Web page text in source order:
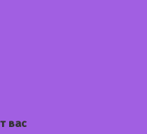
вас